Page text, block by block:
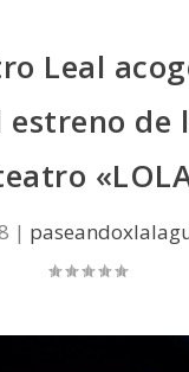
Leal
estreno de
|